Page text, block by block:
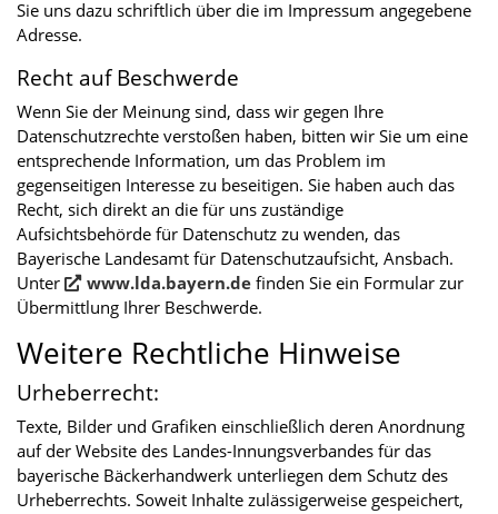
Sie uns dazu schriftlich über die im Impressum angegebene
Adresse.
Recht auf Beschwerde
Wenn Sie der Meinung sind, dass wir gegen Ihre
Datenschutzrechte verstoßen haben, bitten wir Sie um eine
entsprechende Information, um das Problem im
gegenseitigen Interesse zu beseitigen. Sie haben auch das
Recht, sich direkt an die für uns zuständige
Aufsichtsbehörde für Datenschutz zu wenden, das
Bayerische Landesamt für Datenschutzaufsicht, Ansbach.
Unter
www.lda.bayern.definden Sie ein Formular zur
Übermittlung Ihrer Beschwerde.
Weitere Rechtliche Hinweise
Urheberrecht:
Texte, Bilder und Grafiken einschließlich deren Anordnung
auf der Website des Landes-Innungsverbandes für das
bayerische Bäckerhandwerk unterliegen dem Schutz des
Urheberrechts. Soweit Inhalte zulässigerweise gespeichert,